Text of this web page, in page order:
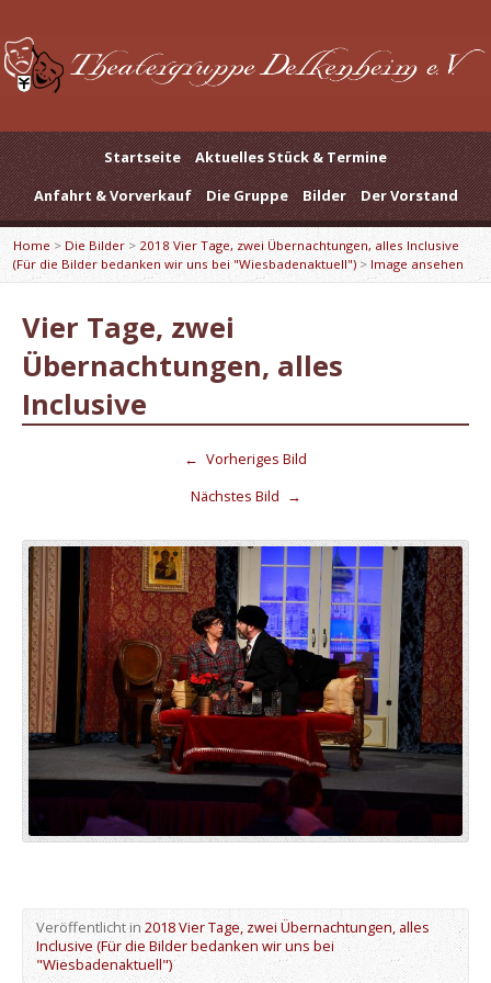
Startseite
Aktuelles Stück & Termine
Anfahrt & Vorverkauf
Die Gruppe Bilder Der Vorstand
Home > Die Bilder> 2018 Vier Tage, zwei Übernachtungen, alles Inclusive
(Für die Bilder bedanken wir uns bei "Wiesbadenaktuell")> Image ansehen
Vier Tage, zwei
Übernachtungen, alles
Inclusive
← Vorheriges Bild
Nächstes Bild →
Veröffentlicht in2018 Vier Tage, zwei Übernachtungen, alles
Inclusive (Für die Bilder bedanken wir uns bei
"Wiesbadenaktuell")